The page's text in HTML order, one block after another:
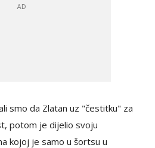
smo da Zlatan uz "čestitku" za
potom je dijelio svoju
kojoj je samo u šortsu u